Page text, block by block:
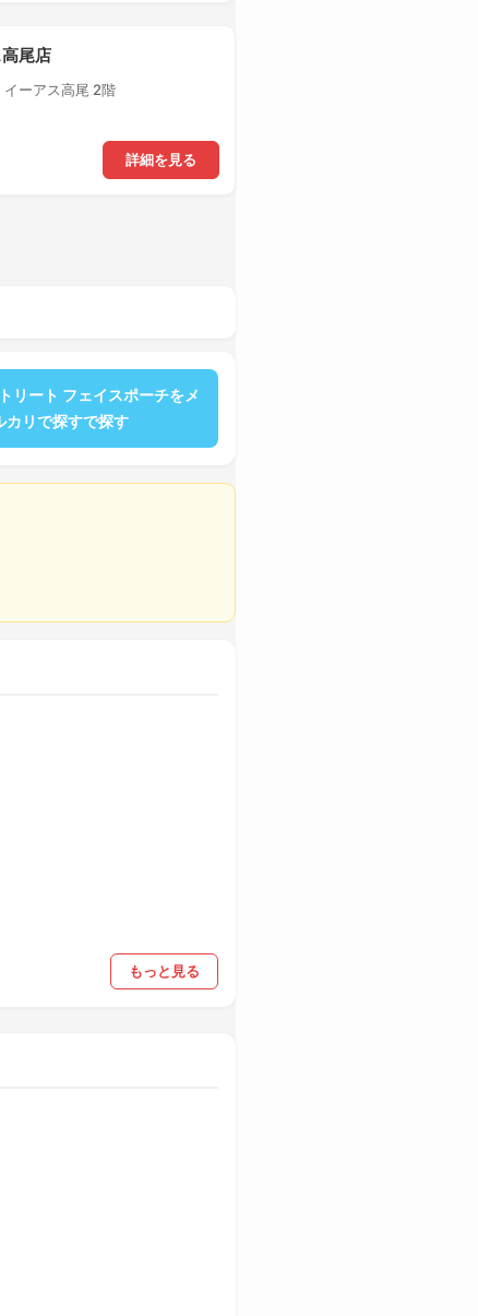
尾店
ーアス高尾 2階
詳細を見る
リート フェイスポーチをメ
カリで探すで探す
もっと見る